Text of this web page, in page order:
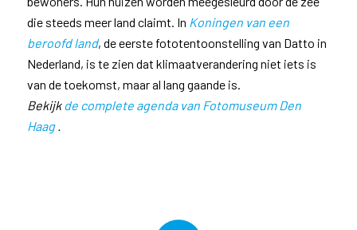
die steeds meer land claimt. In Koningen van een
beroofd land, de eerste fototentoonstelling van Datto in
Nederland, is te zien dat klimaatverandering niet iets is
van de toekomst, maar al lang gaande is.
Bekijkde complete agenda van Fotomuseum Den
Haag.